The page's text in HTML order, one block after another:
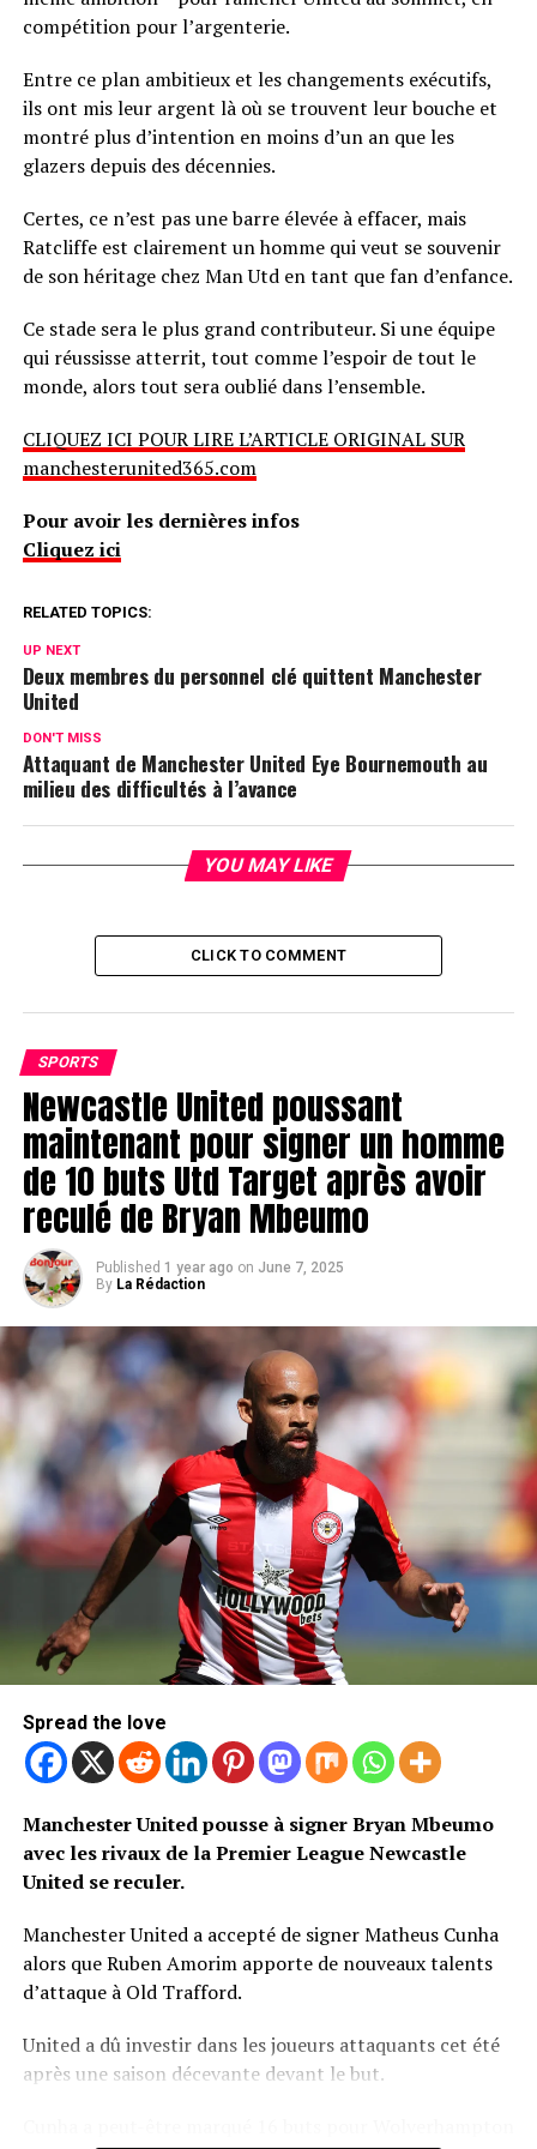
compétition pour l’argenterie.
Entre ce plan ambitieux et les changements exécutifs,
ils ont mis leur argent là où se trouvent leur bouche et
montré plus d’intention en moins d’un an que les
glazers depuis des décennies.
Certes, ce n’est pas une barre élevée à effacer, mais
Ratcliffe est clairement un homme qui veut se souvenir
de son héritage chez Man Utd en tant que fan d’enfance.
Ce stade sera le plus grand contributeur. Si une équipe
qui réussisse atterrit, tout comme l’espoir de tout le
monde, alors tout sera oublié dans l’ensemble.
CLIQUEZ ICI POUR LIRE L’ARTICLE ORIGINAL SUR
manchesterunited365.com
Pour avoir les dernières infos
Cliquez ici
RELATED TOPICS:
UP NEXT
Deux membres du personnel clé quittent Manchester
United
DON'T MISS
Attaquant de Manchester United Eye Bournemouth au
milieu des difficultés à l’avance
YOU MAY LIKE
CLICK TO COMMENT
SPORTS
Newcastle United poussant
maintenant pour signer un homme
de 10 buts Utd Target après avoir
reculé de Bryan Mbeumo
Published 1 year ago on June 7, 2025
By La Rédaction
Spread the love
Manchester United pousse à signer Bryan Mbeumo
avec les rivaux de la Premier League Newcastle
United se reculer.
Manchester United a accepté de signer Matheus Cunha
alors que Ruben Amorim apporte de nouveaux talents
d’attaque à Old Trafford.
United a dû investir dans les joueurs attaquants cet été
après une saison décevante devant le but.